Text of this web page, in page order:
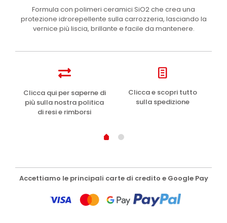
Formula con polimeri ceramici SiO2 che crea una
protezione idrorepellente sulla carrozzeria, lasciando la
vernice più liscia, brillante e facile da mantenere.
Clicca qui per saperne di
più sulla nostra politica
di resi e rimborsi
Clicca e scopri tutto
sulla spedizione
Accettiamo le principali carte di credito e Google Pay